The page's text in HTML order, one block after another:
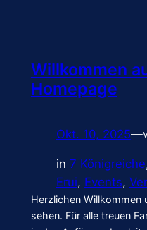
Willkommen
Homepage
Okt. 10, 2025—
in 7 Königreiche
Erui, Events,
Herzlichen Willkommen
sehen. Für alle treuen